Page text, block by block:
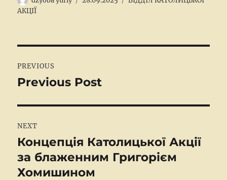
АКЦІЇ
navigation
PREVIOUS
Previous
Previous Post
NEXT
Next
post:
Концепція Католицької Акції
за блаженним Григорієм
Хомишином